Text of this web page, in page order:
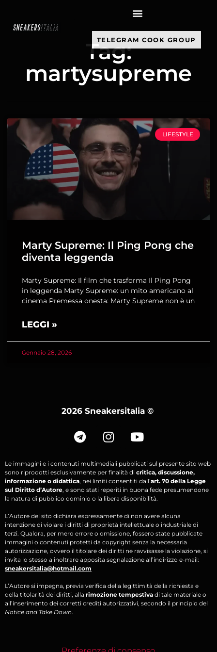
TELEGRAM COOK GROUP
Tag:
martysupreme
LIFESTYLE
Marty Supreme: Il Ping Pong che
diventa leggenda
Marty Supreme: Il film che trasforma Il Ping Pong
in leggenda Marty Supreme: un mito americano al
cinema Premessa onesta: Marty Supreme non è un
LEGGI »
Gennaio 28, 2026
2026 Sneakersitalia ©
Le immagini e i contenuti multimediali pubblicati sul presente sito web
sono riprodotti esclusivamente per finalità di critica, discussione,
informazione o didattica, nei limiti consentiti dall’art. 70 della Legge
sul Diritto d’Autore, e sono stati reperiti in buona fede presumendone
la natura di pubblico dominio o la libera disponibilità.
L’Autore del sito dichiara espressamente di non avere alcuna
intenzione di violare i diritti di proprietà intellettuale o industriale di
terzi. Qualora, per mero errore o omissione, fossero state pubblicate
immagini o contenuti protetti da copyright senza la necessaria
autorizzazione, ovvero il titolare dei diritti ne ravvisasse la violazione, si
invita lo stesso a inoltrare apposita segnalazione all’indirizzo e-mail:
sneakersitalia@hotmail.com
L’Autore si impegna, previa verifica della legittimità della richiesta e
della titolarità dei diritti, alla rimozione tempestiva di tale materiale o
all’inserimento dei corretti crediti autorizzativi, secondo il principio del
Notice and Take Down.